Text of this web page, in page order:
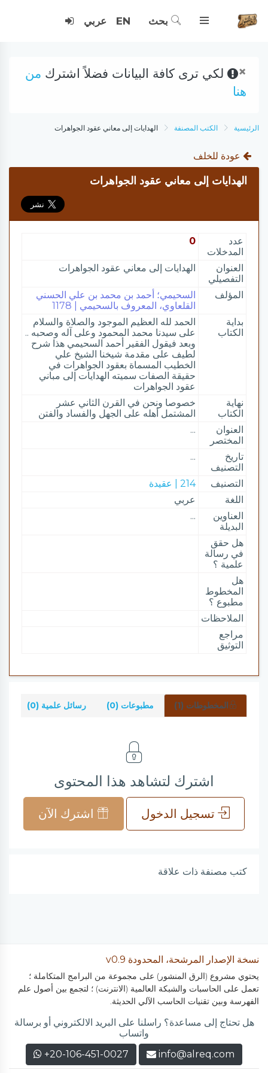
بحث EN عربي
× لكي ترى كافة البيانات فضلاً اشترك من
هنا
الرئيسية الكتب المصنفة الهدايات إلى معاني عقود الجواهرات
عودة للخلف
الهدايات إلى معاني عقود الجواهرات
عدد
المدخلات
0
العنوان
التفصيلي
الهدايات إلى معاني عقود الجواهرات
المؤلف
السحيمي؛ أحمد بن محمد بن علي الحسني
القلعاوي، المعروف بالسحيمي | 1178
بداية
الكتاب
الحمد لله العظيم الموجود والصلاة والسلام
على سيدنا محمد المحمود وعلى آله وصحبه ..
وبعد فيقول الفقير أحمد السحيمي هذا شرح
لطيف على مقدمة شيخنا الشيخ علي
الخطيب المسماة بعقود الجواهرات في
حقيقة الصفات سميته الهدايات إلى مباني
عقود الجواهرات
نهاية
الكتاب
خصوصا ونحن في القرن الثاني عشر
المشتمل أهله على الجهل والفساد والفتن
العنوان
المختصر
...
تاريخ
التصنيف
...
التصنيف
214 | عقيدة
اللغة
عربي
العناوين
البديلة
...
هل حقق
في رسالة
علمية ؟
هل
المخطوط
مطبوع ؟
الملاحظات
مراجع
التوثيق
المخطوطات (1) مطبوعات (0) رسائل علمية (0)
اشترك لتشاهد هذا المحتوى
تسجيل الدخول اشترك الآن
كتب مصنفة ذات علاقة
نسخة الإصدار المرشحة، المحدودة v0.9
يحتوي مشروع (الرق المنشور) على مجموعة من البرامج المتكاملة ؛
تعمل على الحاسبات والشبكة العالمية (الانترنت) ؛ لتجمع بين أصول علم
الفهرسة وبين تقنيات الحاسب الآلي الحديثة.
هل تحتاج إلى مساعدة؟ راسلنا على البريد الالكتروني أو برسالة
واتساب
info@alreq.com
+20-106-451-0027